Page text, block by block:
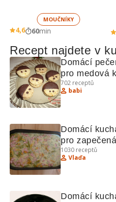
MOUČNÍKY
4,6 60min
Recept najdete v
Domácí
pro medová
lahodnosti
702 receptů
babi
Domácí
pro
zmrzlinu
1030 receptů
Vlaďa
Domácí